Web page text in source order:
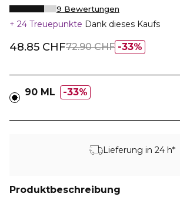
9 Bewertungen
24 Treuepunkte Dank dieses Kaufs
33%
48.85 CHF72.90 CHF
90 ML 33%
Lieferung in 24 h*
Produktbeschreibung